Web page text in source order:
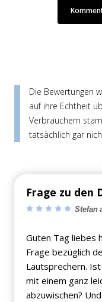
Die Bewertungen
auf ihre Echtheit
Verbrauchern
tatsächlich gar
Frage zu den
Stefan
Guten Tag liebes
Frage bezüglich
Lautsprechern.
mit einem ganz
abzuwischen?